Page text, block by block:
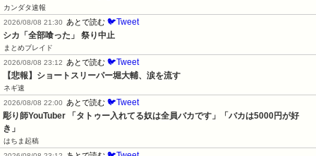
カンダタ速報
2026/08/08 21:30
あとで読む 🐦Tweet
シカ「全部喰った」 祭り中止
まとめブレイド
2026/08/08 23:12
あとで読む 🐦Tweet
【悲報】ショートスリーパー堀大輔、涙を流す
ネギ速
2026/08/08 22:00
あとで読む 🐦Tweet
彫り師YouTuber 「タトゥー入れてる奴は全員バカです」「バカは5000円が好
き」
はちま起稿